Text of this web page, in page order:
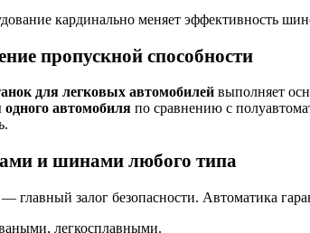
кардинально меняет эффективность
пропускной способности
для легковых автомобилей выполняет
автомобиля по сравнению с
и шинами любого типа
главный залог безопасности. Автоматика
легкосплавными.